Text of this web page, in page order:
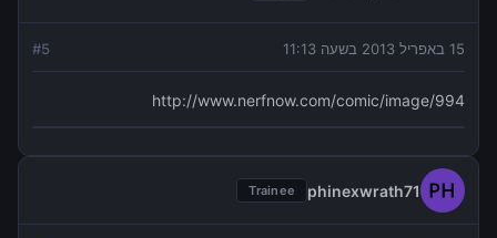
15 באפריל 2013 בשעה 11:13 #5
http://www.nerfnow.com/comic/image/994
phinexwrath71
Trainee